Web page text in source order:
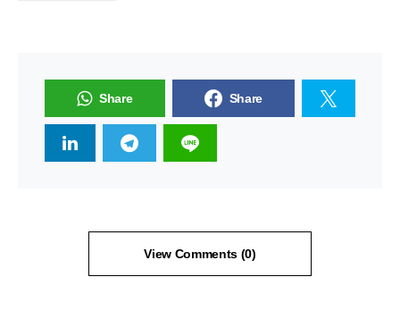
Share Share
View Comments (0)